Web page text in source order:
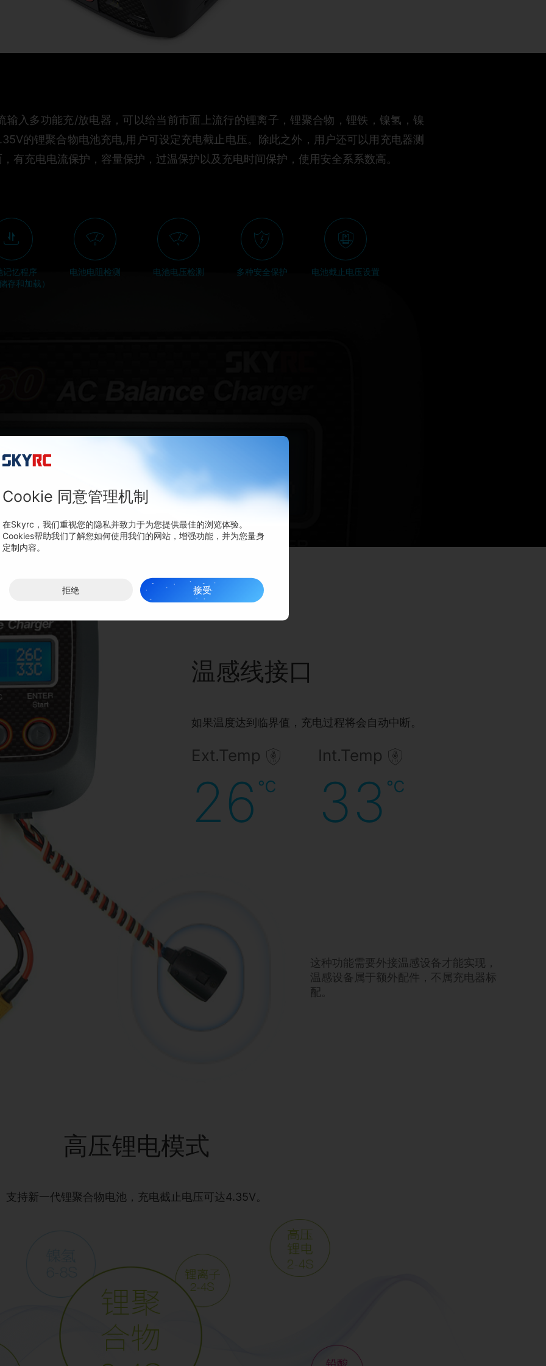
输入多功能充/放电器，可以给当前市面上流行的锂离子，锂聚合物，锂铁，镍氢，镍
的锂聚合物电池充电,用户可设定充电截止电压。除此之外，用户还可以用充电器测
有充电电流保护，容量保护，过温保护以及充电时间保护，使用安全系系数高。
记忆程序
存和加载）
电池电阻检测 电池电压检测 多种安全保护 电池截止电压设置
温感线接口
如果温度达到临界值，充电过程将会自动中断。
Ext.Temp
26 ℃
Int.Temp
33 ℃
这种功能需要外接温感设备才能实现，
温感设备属于额外配件，不属充电器标
配。
高压锂电模式
支持新一代锂聚合物电池，充电截止电压可达4.35V。
Cookie 同意管理机制
在Skyrc，我们重视您的隐私并致力于为您提供最佳的浏览体验。
Cookies帮助我们了解您如何使用我们的网站，增强功能，并为您量身
定制内容。
拒绝 接受